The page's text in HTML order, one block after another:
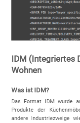
IDM (Integriertes
Wohnen
Was ist IDM?
Das Format IDM wurde
Produkte der
andere Industriezweige